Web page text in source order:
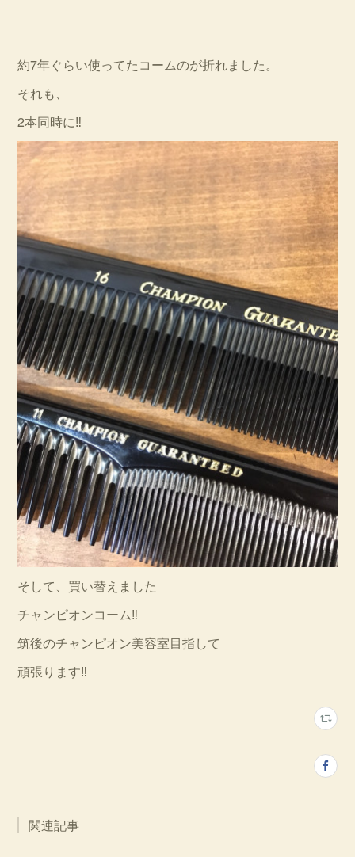
約7年ぐらい使ってたコームのが折れました。
それも、
2本同時に‼︎
そして、買い替えました
チャンピオンコーム‼︎
筑後のチャンピオン美容室目指して
頑張ります‼︎
関連記事